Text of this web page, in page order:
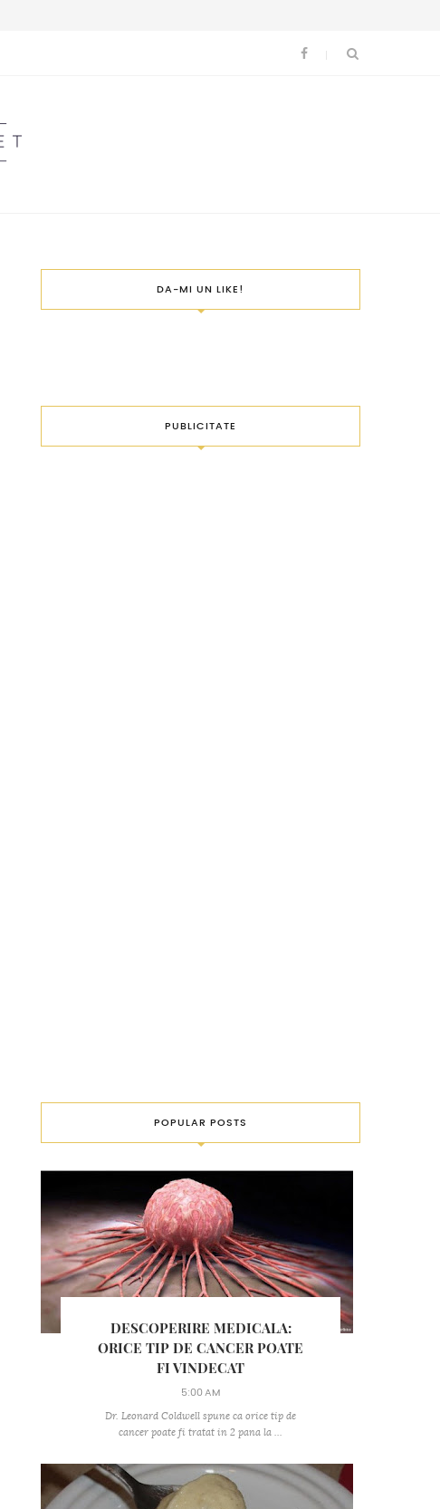
DA-MI UN LIKE!
PUBLICITATE
POPULAR POSTS
DESCOPERIRE MEDICALA:
ORICE TIP DE CANCER POATE
FI VINDECAT
5:00 AM
Dr. Leonard Coldwell spune ca orice tip de
cancer poate fi tratat in 2 pana la ...